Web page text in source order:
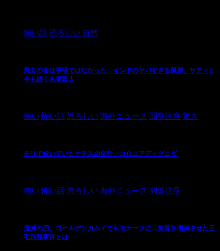
怖い話 恐ろしい 自然
男女の命は平等ではなかった…インドのヤバすぎる風習、サティと
今も続く名誉殺人
怖い 怖い話 恐ろしい 海外ニュース 閲覧注意 驚き
チリで続いていたナチスの蛮行、コロニアディグニダ
怖い 怖い話 恐ろしい 海外ニュース 閲覧注意
鬼滅の刃、ゴールデンカムイでもモチーフに…集落を壊滅させた三
毛別羆事件とは